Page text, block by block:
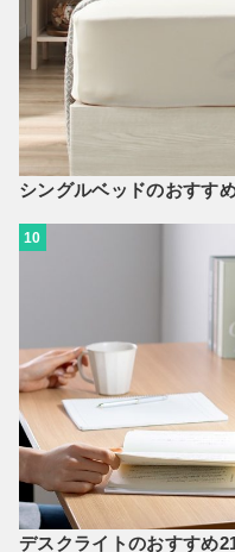
シングルベッドのおすす
10
デスクライトのおすすめ